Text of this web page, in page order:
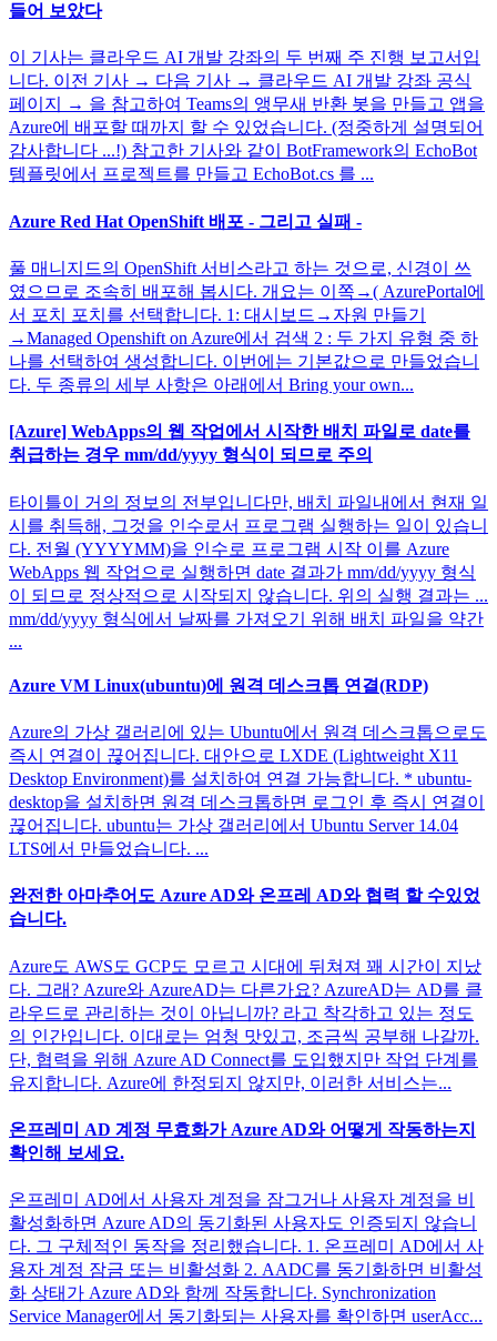
들어 보았다
이 기사는 클라우드 AI 개발 강좌의 두 번째 주 진행 보고서입
니다. 이전 기사 → 다음 기사 → 클라우드 AI 개발 강좌 공식
페이지 → 을 참고하여 Teams의 앵무새 반환 봇을 만들고 앱을
Azure에 배포할 때까지 할 수 있었습니다. (정중하게 설명되어
감사합니다 ...!) 참고한 기사와 같이 BotFramework의 EchoBot
템플릿에서 프로젝트를 만들고 EchoBot.cs 를 ...
Azure Red Hat OpenShift 배포 - 그리고 실패 -
풀 매니지드의 OpenShift 서비스라고 하는 것으로, 신경이 쓰
였으므로 조속히 배포해 봅시다. 개요는 이쪽→( AzurePortal에
서 포치 포치를 선택합니다. 1: 대시보드→자원 만들기
→Managed Openshift on Azure에서 검색 2 : 두 가지 유형 중 하
나를 선택하여 생성합니다. 이번에는 기본값으로 만들었습니
다. 두 종류의 세부 사항은 아래에서 Bring your own...
[Azure] WebApps의 웹 작업에서 시작한 배치 파일로 date를
취급하는 경우 mm/dd/yyyy 형식이 되므로 주의
타이틀이 거의 정보의 전부입니다만, 배치 파일내에서 현재 일
시를 취득해, 그것을 인수로서 프로그램 실행하는 일이 있습니
다. 전월 (YYYYMM)을 인수로 프로그램 시작 이를 Azure
WebApps 웹 작업으로 실행하면 date 결과가 mm/dd/yyyy 형식
이 되므로 정상적으로 시작되지 않습니다. 위의 실행 결과는 ...
mm/dd/yyyy 형식에서 날짜를 가져오기 위해 배치 파일을 약간
...
Azure VM Linux(ubuntu)에 원격 데스크톱 연결(RDP)
Azure의 가상 갤러리에 있는 Ubuntu에서 원격 데스크톱으로도
즉시 연결이 끊어집니다. 대안으로 LXDE (Lightweight X11
Desktop Environment)를 설치하여 연결 가능합니다. * ubuntu-
desktop을 설치하면 원격 데스크톱하면 로그인 후 즉시 연결이
끊어집니다. ubuntu는 가상 갤러리에서 Ubuntu Server 14.04
LTS에서 만들었습니다. ...
완전한 아마추어도 Azure AD와 온프레 AD와 협력 할 수있었
습니다.
Azure도 AWS도 GCP도 모르고 시대에 뒤쳐져 꽤 시간이 지났
다. 그래? Azure와 AzureAD는 다른가요? AzureAD는 AD를 클
라우드로 관리하는 것이 아닙니까? 라고 착각하고 있는 정도
의 인간입니다. 이대로는 엄청 맛있고, 조금씩 공부해 나갈까.
단, 협력을 위해 Azure AD Connect를 도입했지만 작업 단계를
유지합니다. Azure에 한정되지 않지만, 이러한 서비스는...
온프레미 AD 계정 무효화가 Azure AD와 어떻게 작동하는지
확인해 보세요.
온프레미 AD에서 사용자 계정을 잠그거나 사용자 계정을 비
활성화하면 Azure AD의 동기화된 사용자도 인증되지 않습니
다. 그 구체적인 동작을 정리했습니다. 1. 온프레미 AD에서 사
용자 계정 잠금 또는 비활성화 2. AADC를 동기화하면 비활성
화 상태가 Azure AD와 함께 작동합니다. Synchronization
Service Manager에서 동기화되는 사용자를 확인하면 userAcc...